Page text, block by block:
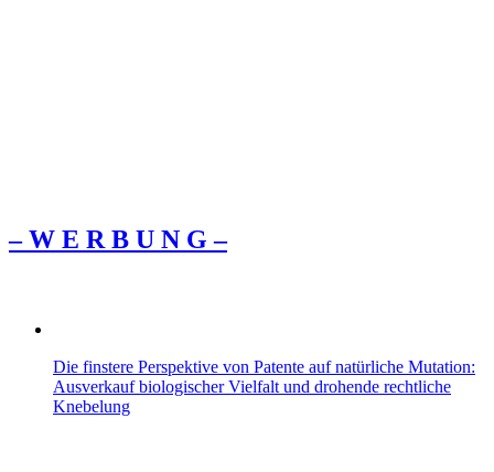
– W Ε R Β U Ν G –
Die finstere Perspektive von Patente auf natürliche Mutation:
Ausverkauf biologischer Vielfalt und drohende rechtliche
Knebelung